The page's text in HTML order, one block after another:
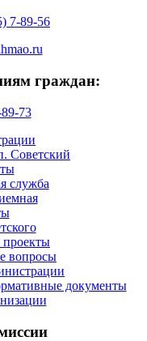
7-89-56
граждан:
73
Советский
служба
вопросы
документы